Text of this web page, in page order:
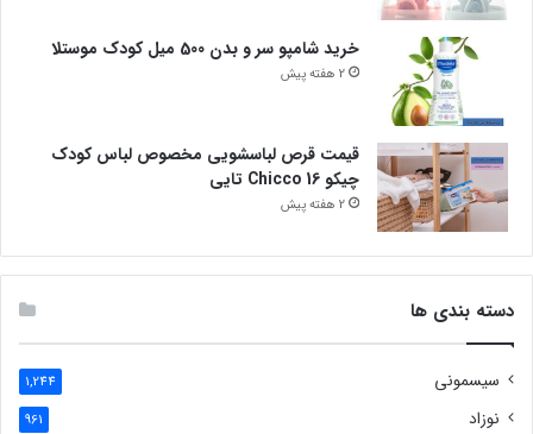
خرید شامپو سر و بدن 500 میل کودک موستلا
2 هفته پیش
قیمت قرص لباسشویی مخصوص لباس کودک
چیکو Chicco 16 تایی
2 هفته پیش
دسته بندی ها
سیسمونی 1,244
نوزاد 961